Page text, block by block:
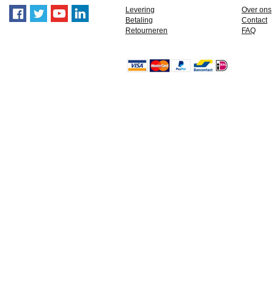
Levering
Betaling
Retourneren
Over ons
Contact
FAQ